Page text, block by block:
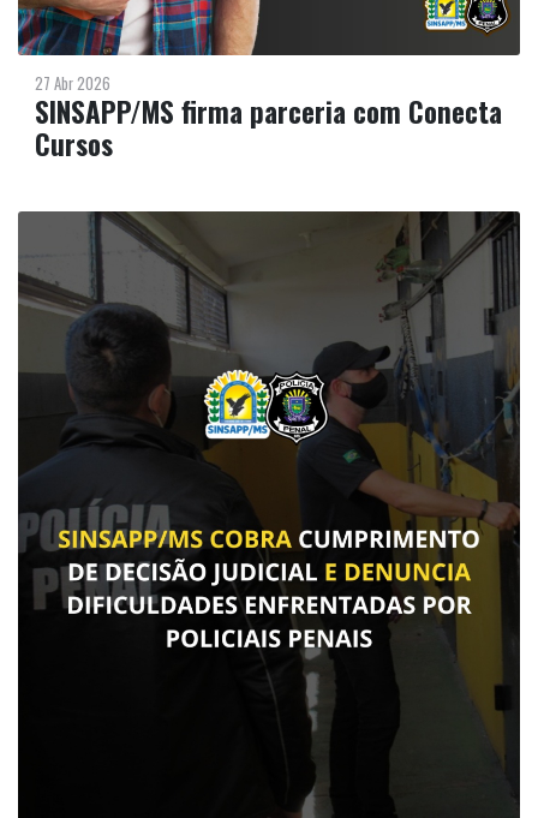
27 Abr 2026
SINSAPP/MS firma parceria com Conecta
Cursos